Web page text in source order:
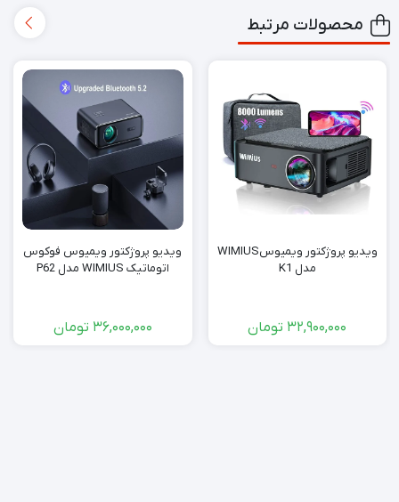
محصولات مرتبط
ویدیو پروژکتور ویمیوسWIMIUS
مدل K1
32,900,000 تومان
ویدیو پروژکتور ویمیوس فوکوس
اتوماتیک WIMIUS مدل P62
36,000,000 تومان